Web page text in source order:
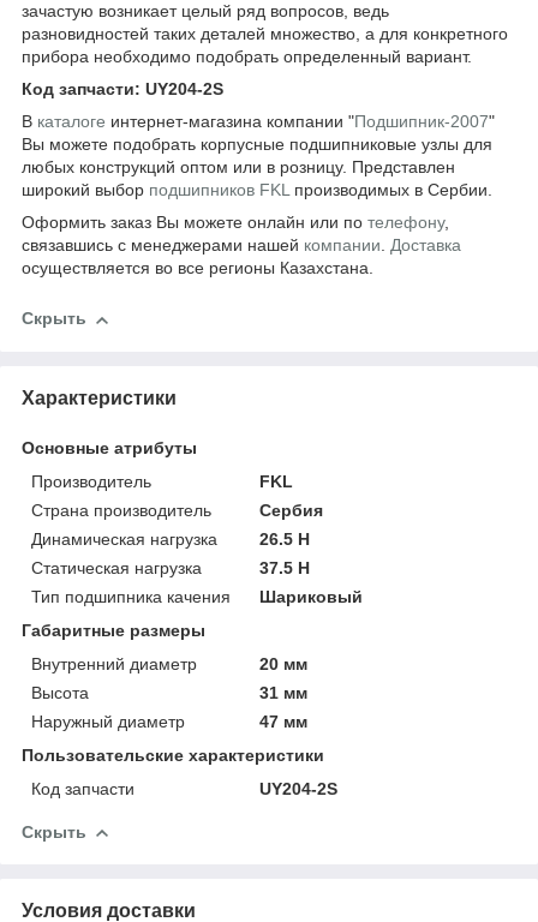
зачастую возникает целый ряд вопросов, ведь
разновидностей таких деталей множество, а для конкретного
прибора необходимо подобрать определенный вариант.
Код запчасти: UY204-2S
В каталоге интернет-магазина компании "Подшипник-2007"
Вы можете подобрать корпусные подшипниковые узлы для
любых конструкций оптом или в розницу. Представлен
широкий выбор подшипников FKLпроизводимых в Сербии.
Оформить заказ Вы можете онлайн или по телефону,
связавшись с менеджерами нашей компании. Доставка
осуществляется во все регионы Казахстана.
Скрыть
Характеристики
Основные атрибуты
Производитель
FKL
Страна производитель
Сербия
Динамическая нагрузка
26.5 Н
Статическая нагрузка
37.5 Н
Тип подшипника качения
Шариковый
Габаритные размеры
Внутренний диаметр
20 мм
Высота
31 мм
Наружный диаметр
47 мм
Пользовательские характеристики
Код запчасти
UY204-2S
Скрыть
Условия доставки